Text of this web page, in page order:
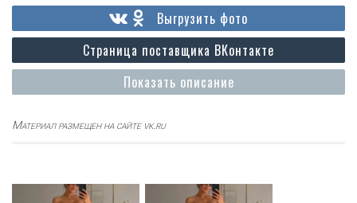
Показать описание
Страница поставщика ВКонтакте
Выгрузить фото
Материал размещен на сайте vk.ru